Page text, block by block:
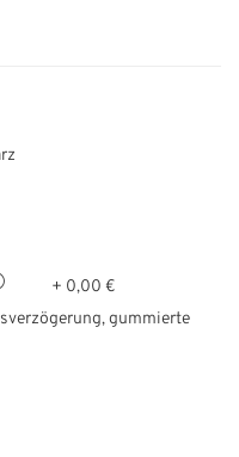
+ 0,00 €
gummierte